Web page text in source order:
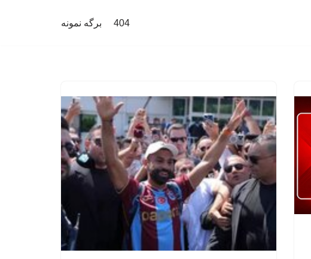
404 برگه نمونه